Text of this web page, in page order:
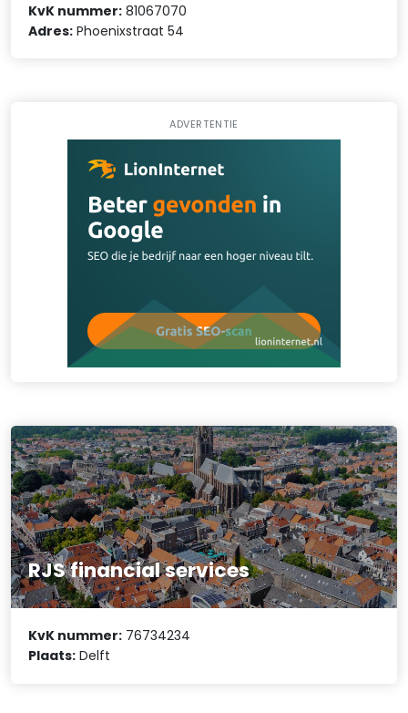
KvK nummer: 81067070
Adres: Phoenixstraat 54
ADVERTENTIE
RJS financial services
KvK nummer: 76734234
Plaats: Delft